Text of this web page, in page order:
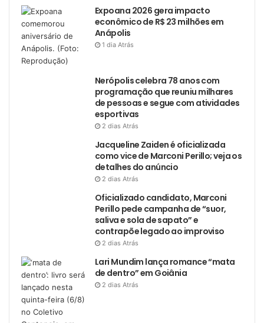
Expoana 2026 gera impacto
econômico de R$ 23 milhões em
Anápolis
1 dia Atrás
Nerópolis celebra 78 anos com
programação que reuniu milhares
de pessoas e segue com atividades
esportivas
2 dias Atrás
Jacqueline Zaiden é oficializada
como vice de Marconi Perillo; veja os
detalhes do anúncio
2 dias Atrás
Oficializado candidato, Marconi
Perillo pede campanha de “suor,
saliva e sola de sapato” e
contrapõe legado ao improviso
2 dias Atrás
Lari Mundim lança romance “mata
de dentro” em Goiânia
2 dias Atrás